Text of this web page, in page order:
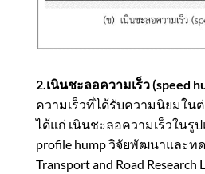
2.เนินชะลอความเร็ว (speed
ความเร็วที่ได้รับความนิยมในต่
ได้แก่ เนินชะลอความเร็วในรู
profile hump วิจัยพัฒนาและท
Transport and Road